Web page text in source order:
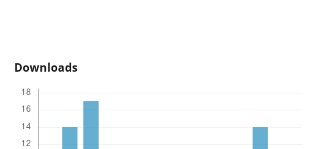
Downloads